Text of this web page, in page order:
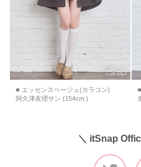
■ エッセンスベージュ(カラコン)
阿久津友理サン (154cm )
＼ itSnap